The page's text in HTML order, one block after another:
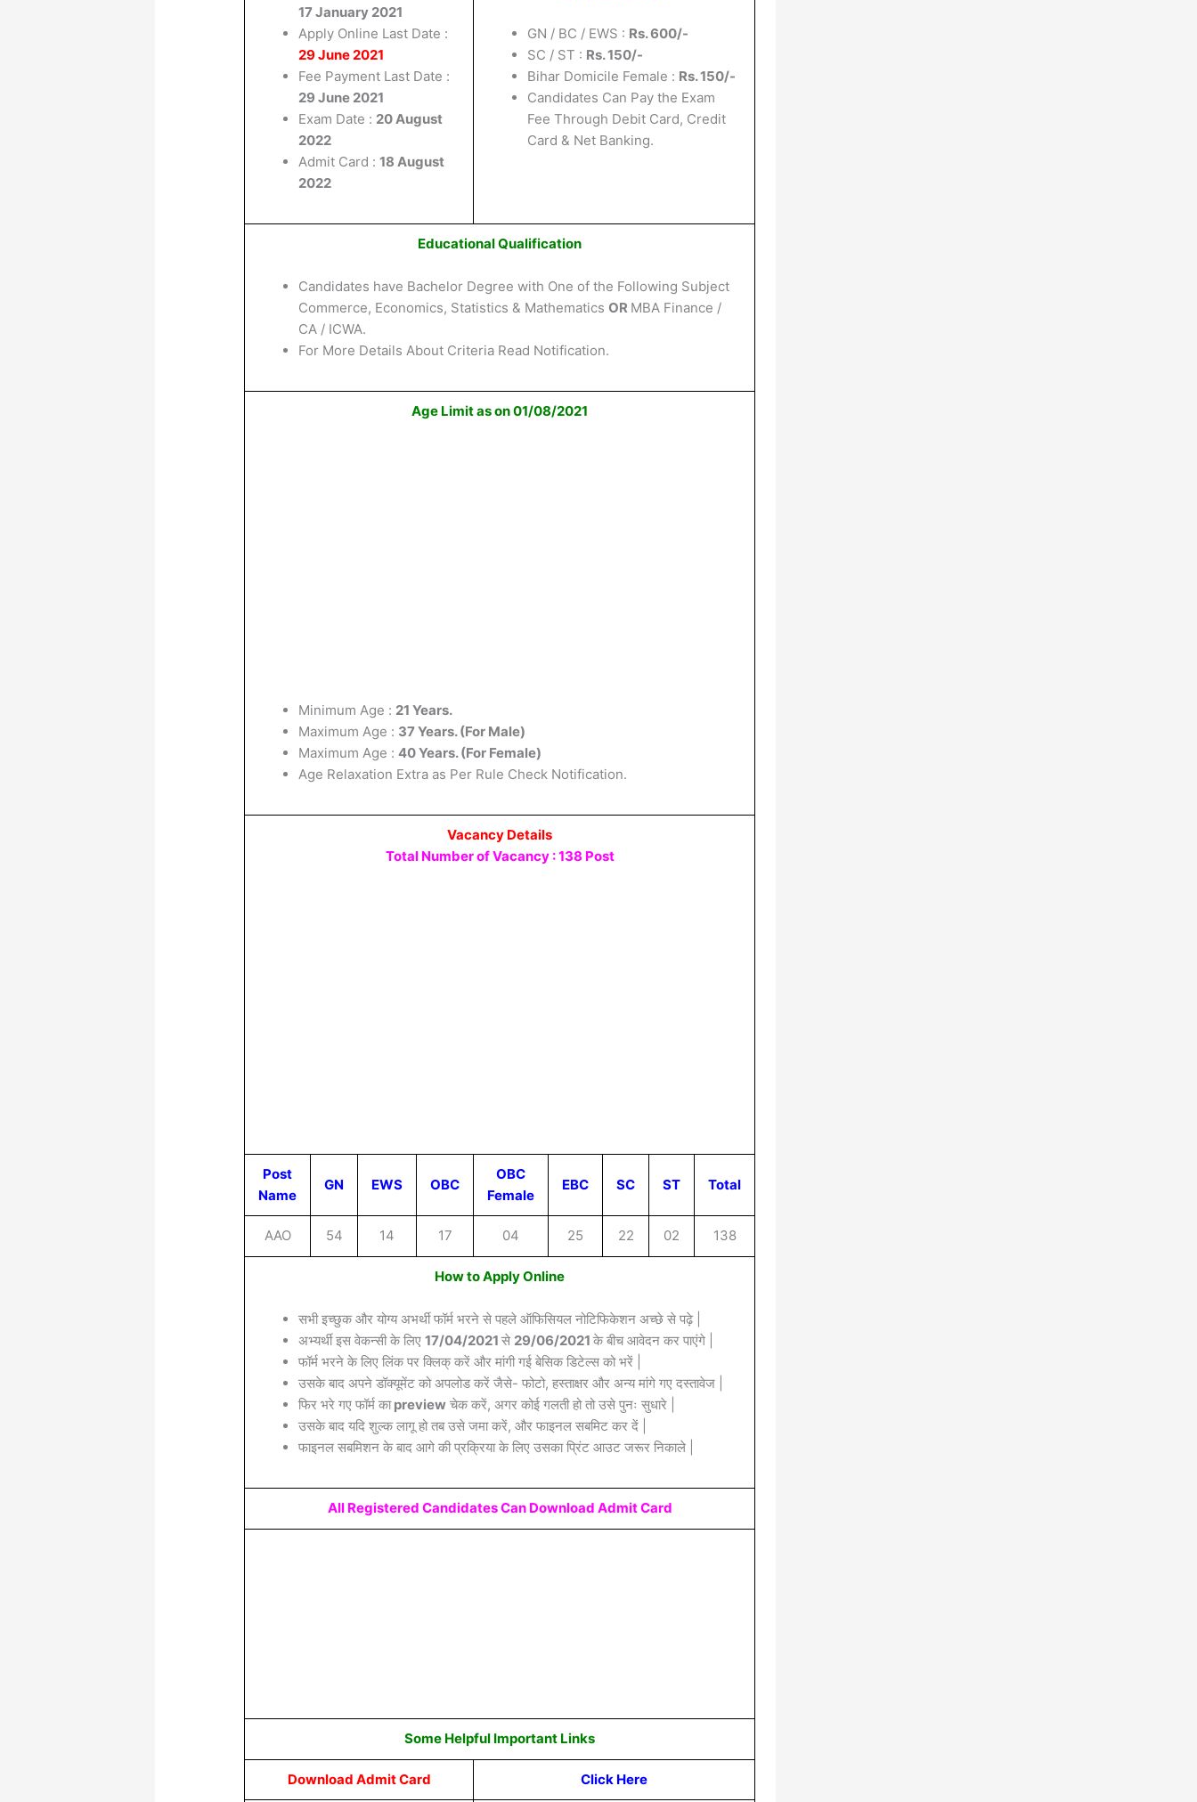
17 January 2021
Apply Online Last Date :
29 June 2021
Fee Payment Last Date :
29 June 2021
Exam Date : 20 August
2022
Admit Card :18 August
2022
GN / BC / EWS : Rs. 600/-
SC / ST : Rs. 150/-
Bihar Domicile Female : Rs. 150/-
Candidates Can Pay the Exam
Fee Through Debit Card, Credit
Card & Net Banking.
Educational Qualification
Candidates have Bachelor Degree with One of the Following Subject
Commerce, Economics, Statistics & MathematicsOR MBA Finance /
CA / ICWA.
For More Details About Criteria Read Notification.
Age Limit as on 01/08/2021
Minimum Age : 21 Years.
Maximum Age : 37 Years. (For Male)
Maximum Age :40 Years. (For Female)
Age Relaxation Extra as Per Rule Check Notification.
Vacancy Details
Total Number of Vacancy : 138 Post
Post
Name
GN EWS OBC
OBC
Female
EBC SC ST Total
AAO 54 14 17 04 25 22 02 138
How to Apply Online
सभी इच्छुक और योग्य अभर्थी फॉर्म भरने से पहले ऑफिसियल नोटिफिकेशन अच्छे से पढ़े |
अभ्यर्थी इस वेकन्सी के लिए17/04/2021से 29/06/2021के बीच आवेदन कर पाएंगे |
फॉर्म भरने के लिए लिंक पर क्लिक् करें और मांगी गई बेसिक डिटेल्स को भरें |
उसके बाद अपने डॉक्यूमेंट को अपलोड करें जैसे- फोटो, हस्ताक्षर और अन्य मांगे गए दस्तावेज |
फिर भरे गए फॉर्म काpreview चेक करें, अगर कोई गलती हो तो उसे पुनः सुधारे |
उसके बाद यदि शुल्क लागू हो तब उसे जमा करें, और फाइनल सबमिट कर दें |
फाइनल सबमिशन के बाद आगे की प्रक्रिया के लिए उसका प्रिंट आउट जरूर निकाले |
All Registered Candidates Can Download Admit Card
Some Helpful Important Links
Download Admit Card Click Here